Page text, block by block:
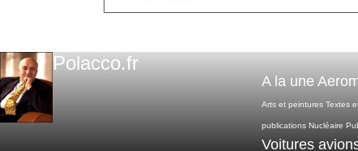
Polacco.fr
A la une
Arts et peintures Textes
publications Nucléaire
Voitures